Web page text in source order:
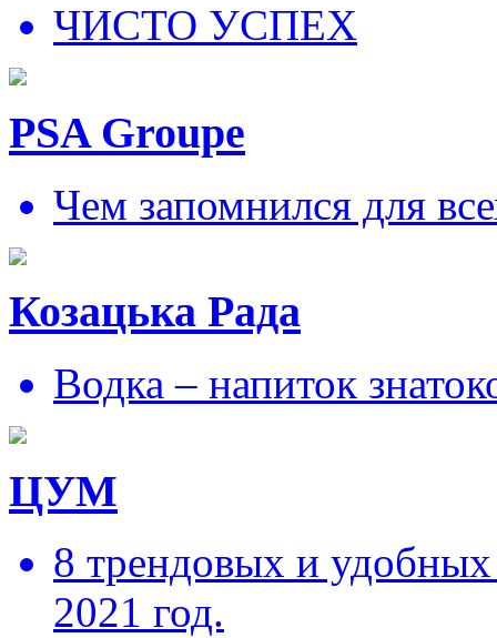
ЧИСТО УСПЕХ
PSA Groupe
Чем запомнился для
Козацька Рада
Водка – напиток
ЦУМ
8 трендовых и удобных
2021 год.